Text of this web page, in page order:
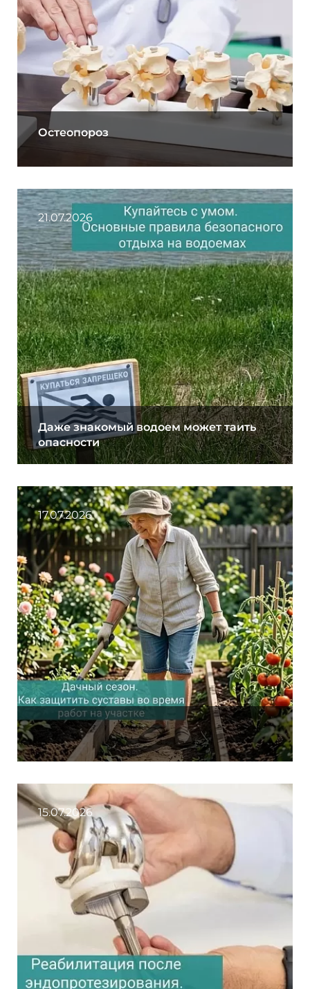
Остеопороз
21.07.2026
Даже знакомый водоем может таить
опасности
17.07.2026
15.07.2026